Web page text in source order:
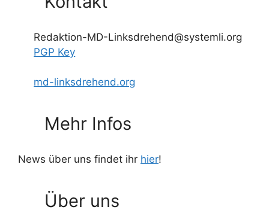
Redaktion-MD-Linksdrehend@systemli.org
PGP Key
md-linksdrehend.org
Mehr Infos
News über uns findet ihr hier!
Über uns